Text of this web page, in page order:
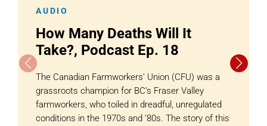
AUDIO
How Many Deaths Will It
Take?, Podcast Ep. 18
The Canadian Farmworkers’ Union (CFU) was a
grassroots champion for BC’s Fraser Valley
farmworkers, who toiled in dreadful, unregulated
conditions in the 1970s and ‘80s. The story of this